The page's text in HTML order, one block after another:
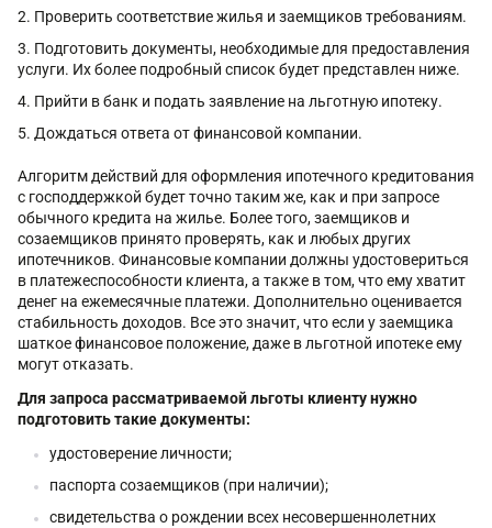
Проверить соответствие жилья и заемщиков требованиям.
Подготовить документы, необходимые для предоставления
услуги. Их более подробный список будет представлен ниже.
Прийти в банк и подать заявление на льготную ипотеку.
Дождаться ответа от финансовой компании.
Алгоритм действий для оформления ипотечного кредитования
с господдержкой будет точно таким же, как и при запросе
обычного кредита на жилье. Более того, заемщиков и
созаемщиков принято проверять, как и любых других
ипотечников. Финансовые компании должны удостовериться
в платежеспособности клиента, а также в том, что ему хватит
денег на ежемесячные платежи. Дополнительно оценивается
стабильность доходов. Все это значит, что если у заемщика
шаткое финансовое положение, даже в льготной ипотеке ему
могут отказать.
Для запроса рассматриваемой льготы клиенту нужно
подготовить такие документы:
удостоверение личности;
паспорта созаемщиков (при наличии);
свидетельства о рождении всех несовершеннолетних